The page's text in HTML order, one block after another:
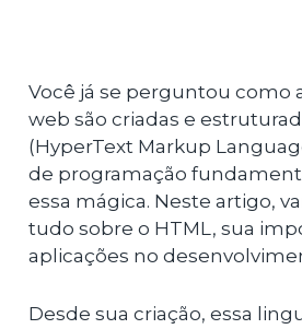
Você já se perguntou como
web são criadas e
(HyperText Markup
de programação
essa mágica. Neste artigo,
tudo sobre o HTML, sua
aplicações no
Desde sua criação, essa